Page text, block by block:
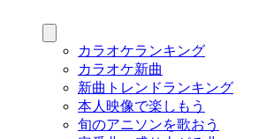
カラオケランキング
カラオケ新曲
新曲トレンドランキング
本人映像で楽しもう
旬のアニソンを歌おう